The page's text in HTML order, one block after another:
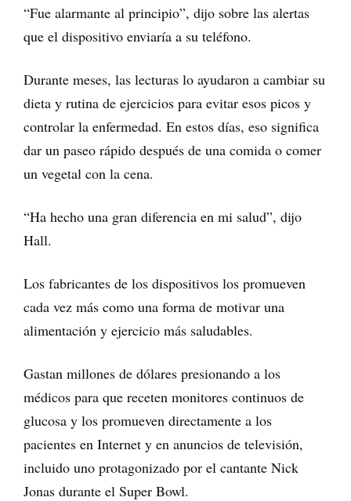
“Fue alarmante al principio”, dijo sobre las alertas
que el dispositivo enviaría a su teléfono.
Durante meses, las lecturas lo ayudaron a cambiar su
dieta y rutina de ejercicios para evitar esos picos y
controlar la enfermedad. En estos días, eso significa
dar un paseo rápido después de una comida o comer
un vegetal con la cena.
“Ha hecho una gran diferencia en mi salud”, dijo
Hall.
Los fabricantes de los dispositivos los promueven
cada vez más como una forma de motivar una
alimentación y ejercicio más saludables.
Gastan millones de dólares presionando a los
médicos para que receten monitores continuos de
glucosa y los promueven directamente a los
pacientes en Internet y en anuncios de televisión,
incluido uno protagonizado por el cantante Nick
Jonas durante el Super Bowl.